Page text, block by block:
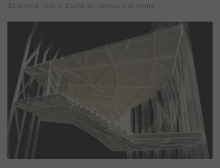
determinar todo el diseño del campus y su forma.